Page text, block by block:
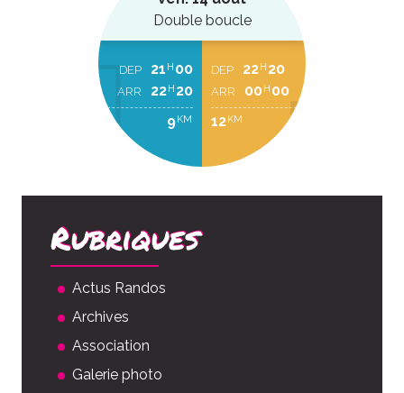
Double boucle
DEP 21 H 00
ARR 22H 20
9KM
DEP 22H 20
ARR 00H 00
12KM
Rubriques
Actus Randos
Archives
Association
Galerie photo